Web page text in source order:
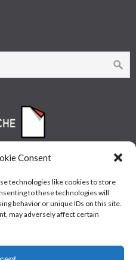
Consent
technologies like cookies to store
to these technologies will
behavior or unique IDs on this site.
may adversely affect certain
Ltée® 2015 • ISO